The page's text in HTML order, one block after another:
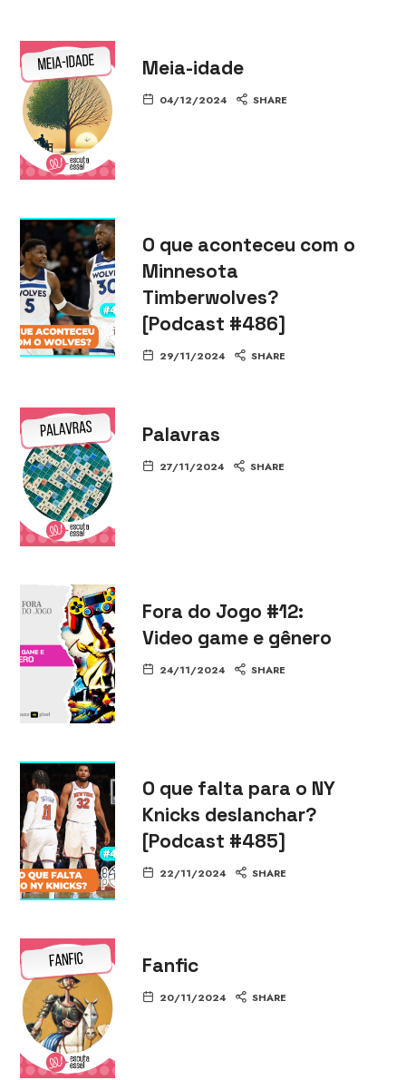
Meia-idade
04/12/2024 SHARE
O que aconteceu com o
Minnesota
Timberwolves?
[Podcast #486]
29/11/2024 SHARE
Palavras
27/11/2024 SHARE
Fora do Jogo #12:
Video game e gênero
24/11/2024 SHARE
O que falta para o NY
Knicks deslanchar?
[Podcast #485]
22/11/2024 SHARE
Fanfic
20/11/2024 SHARE